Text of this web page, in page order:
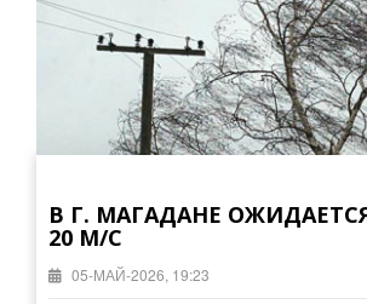
В Г. МАГАДАНЕ
20 М/С
05-МАЙ-2026, 19:23